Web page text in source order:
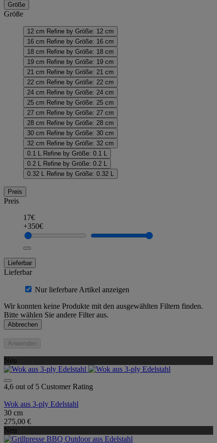
Größe
Größe
12 cm Refine by Größe: 12 cm
16 cm Refine by Größe: 16 cm
18 cm Refine by Größe: 18 cm
19 cm Refine by Größe: 19 cm
21 cm Refine by Größe: 21 cm
22 cm Refine by Größe: 22 cm
24 cm Refine by Größe: 24 cm
25 cm Refine by Größe: 25 cm
27 cm Refine by Größe: 27 cm
28 cm Refine by Größe: 28 cm
30 cm Refine by Größe: 30 cm
32 cm Refine by Größe: 32 cm
0.1 L
Refine by Größe: 0.1 L
0.2 L
Refine by Größe: 0.2 L
0.32 L
Refine by Größe: 0.32 L
Preis
Preis
17€
+350€
Lieferbar
Lieferbar
Nur lieferbare Artikel anzeigen
Wir konnten keine Produkte mit den ausgewählten Filtern finden.
Bitte wählen Sie andere Filter aus.
Abbrechen
Anwenden
Neu
4,6 out of 5 Customer Rating
Wok aus 3-ply Edelstahl
30 cm
275,00 €
Neu